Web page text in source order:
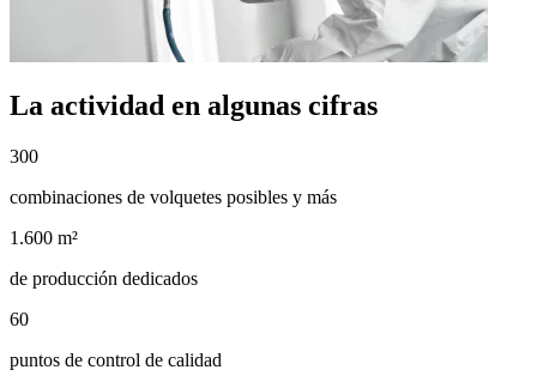
La actividad en algunas cifras
300
combinaciones de volquetes posibles y más
1.600 m²
de producción dedicados
60
puntos de control de calidad